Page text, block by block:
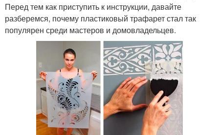
Перед тем как приступить к инструкции, давайте
разберемся, почему пластиковый трафарет стал так
популярен среди мастеров и домовладельцев.